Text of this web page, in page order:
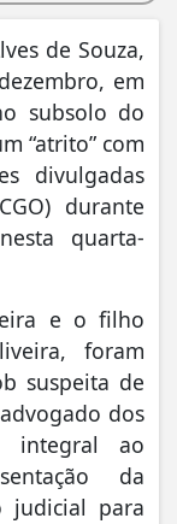
de Souza,
em
subsolo do
“atrito” com
divulgadas
durante
quarta-
e o filho
foram
suspeita de
dos
integral ao
da
judicial para